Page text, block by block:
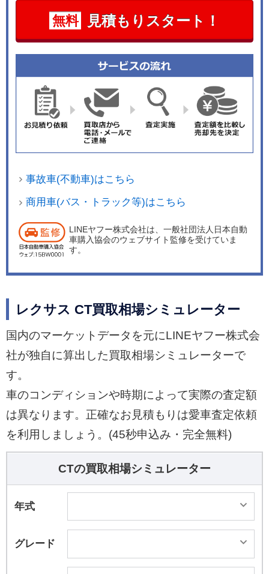
無料 見積もりスタート！
事故車(不動車)はこちら
商用車(バス・トラック等)はこちら
LINEヤフー株式会社は、一般社団法人日本自動
車購入協会のウェブサイト監修を受けていま
す。
レクサス CT買取相場シミュレーター
国内のマーケットデータを元にLINEヤフー株式会
社が独自に算出した買取相場シミュレーターで
す。
車のコンディションや時期によって実際の査定額
は異なります。正確なお見積もりは愛車査定依頼
を利用しましょう。(45秒申込み・完全無料)
CTの買取相場シミュレーター
年式
グレード